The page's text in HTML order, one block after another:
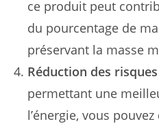
ce produit peut
du pourcentage de
préservant la masse
Réduction des
permettant une
l’énergie, vous